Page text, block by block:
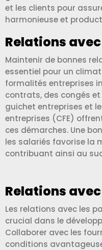
et les clients pour
harmonieuse et
Relations
Maintenir de bonnes
essentiel pour un
formalités entreprises
contrats, des congés
guichet entreprises et
entreprises (CFE)
ces démarches. Une
les salariés favorise la
contribuant ainsi au
Relations
Les relations avec les
crucial dans le
Collaborer avec les
conditions